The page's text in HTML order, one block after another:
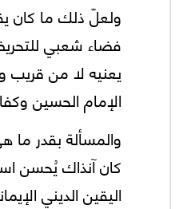
ولعلّ ذلك ما كان
فضاء شعبي
يعنيه لا من
الإمام الحسين
والمسألة بقدر ما
كان آنذاك يُحسن
اليقين الديني